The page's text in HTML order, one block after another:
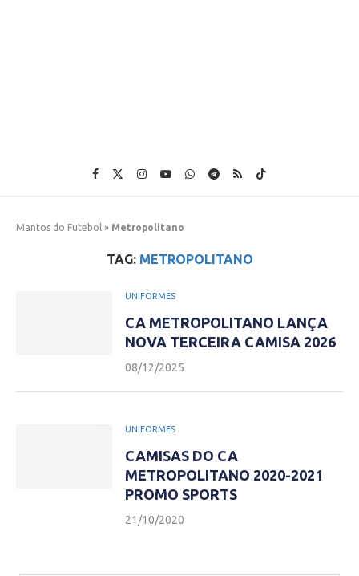
Mantos do Futebol » Metropolitano
TAG: METROPOLITANO
UNIFORMES
CA METROPOLITANO LANÇA
NOVA TERCEIRA CAMISA 2026
08/12/2025
UNIFORMES
CAMISAS DO CA
METROPOLITANO 2020-2021
PROMO SPORTS
21/10/2020